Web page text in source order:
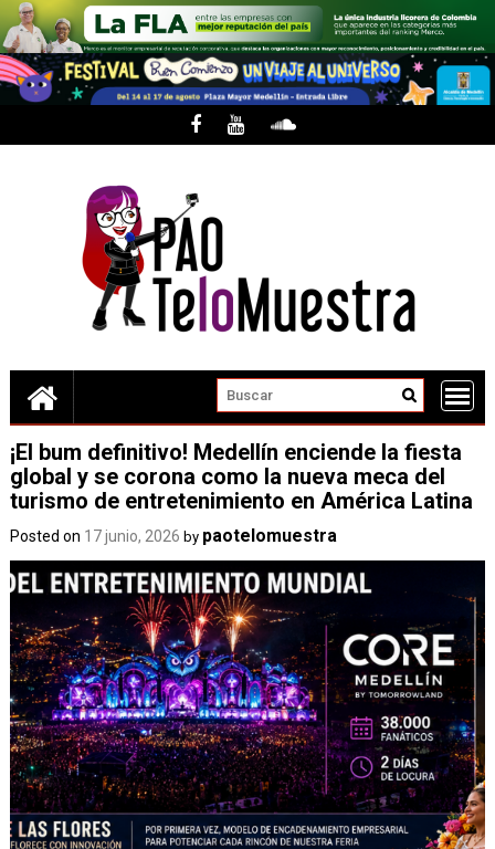
¡El bum definitivo! Medellín enciende la fiesta
global y se corona como la nueva meca del
turismo de entretenimiento en América Latina
Posted on 17 junio, 2026 by paotelomuestra